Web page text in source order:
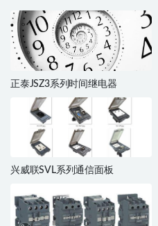
正泰JSZ3系列时间继电器
兴威联SVL系列通信面板